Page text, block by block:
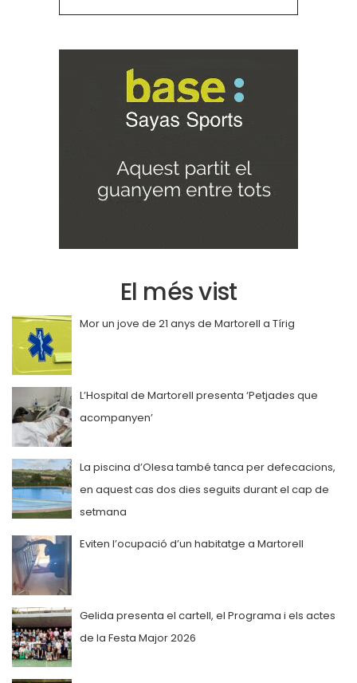
El més vist
Mor un jove de 21 anys de Martorell a Tírig
L’Hospital de Martorell presenta ‘Petjades que
acompanyen’
La piscina d’Olesa també tanca per defecacions,
en aquest cas dos dies seguits durant el cap de
setmana
Eviten l’ocupació d’un habitatge a Martorell
Gelida presenta el cartell, el Programa i els actes
de la Festa Major 2026